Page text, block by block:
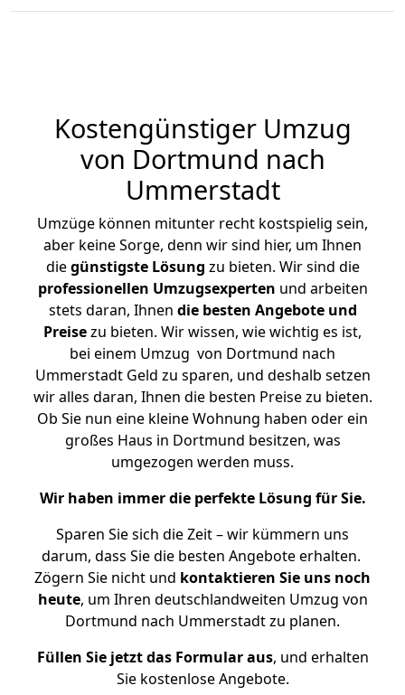
Kostengünstiger Umzug
von Dortmund nach
Ummerstadt
Umzüge können mitunter recht kostspielig sein,
aber keine Sorge, denn wir sind hier, um Ihnen
diegünstigste Lösung zu bieten. Wir sind die
professionellen Umzugsexperten und arbeiten
stets daran, Ihnen die besten Angebote und
Preisezu bieten. Wir wissen, wie wichtig es ist,
bei einem Umzug von Dortmund nach
Ummerstadt Geld zu sparen, und deshalb setzen
wir alles daran, Ihnen die besten Preise zu bieten.
Ob Sie nun eine kleine Wohnung haben oder ein
großes Haus in Dortmund besitzen, was
umgezogen werden muss.
Wir haben immer die perfekte Lösung für Sie.
Sparen Sie sich die Zeit – wir kümmern uns
darum, dass Sie die besten Angebote erhalten.
Zögern Sie nicht und kontaktieren Sie uns noch
heute, um Ihren deutschlandweiten Umzug von
Dortmund nach Ummerstadt zu planen.
Füllen Sie jetzt das Formular aus, und erhalten
Sie kostenlose Angebote.